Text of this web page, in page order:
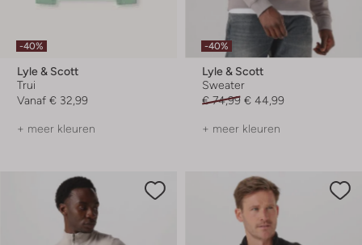
-40%
Lyle & Scott
Trui
Vanaf € 32,99
+ meer kleuren
-40%
Lyle & Scott
Sweater
€ 74,99 € 44,99
+ meer kleuren